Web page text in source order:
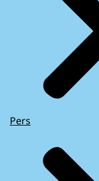
Pers